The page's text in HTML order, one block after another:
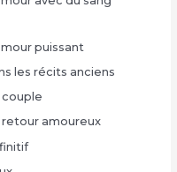
puissant
les récits anciens
amoureux